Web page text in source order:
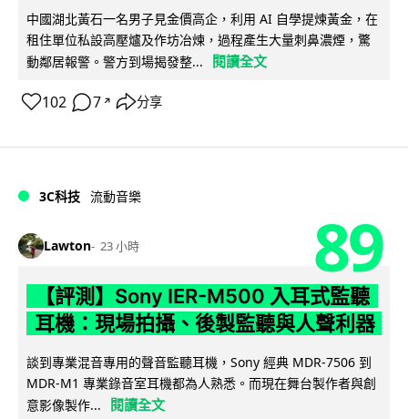
中國湖北黃石一名男子見金價高企，利用 AI 自學提煉黃金，在
租住單位私設高壓爐及作坊冶煉，過程產生大量刺鼻濃煙，驚
動鄰居報警。警方到場揭發整...
閱讀全文
102 7 ↗ 分享
3C科技 流動音樂
Lawton 23 小時 89
【評測】Sony IER-M500 入耳式監聽
耳機：現場拍攝、後製監聽與人聲利器
談到專業混音專用的聲音監聽耳機，Sony 經典 MDR-7506 到
MDR-M1 專業錄音室耳機都為人熟悉。而現在舞台製作者與創
意影像製作...
閱讀全文